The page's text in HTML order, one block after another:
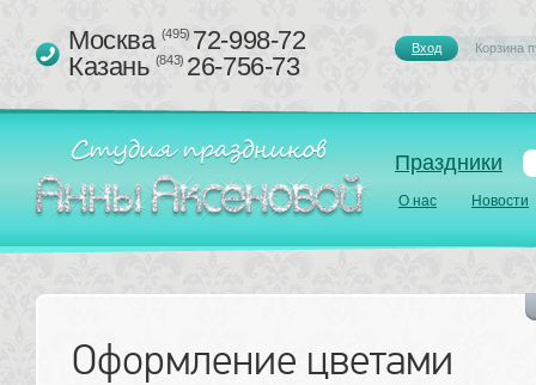
Праздники
О нас Новости
Москва (495)72-998-72
Казань (843)26-756-73
Вход Корзина
Оформление цветами